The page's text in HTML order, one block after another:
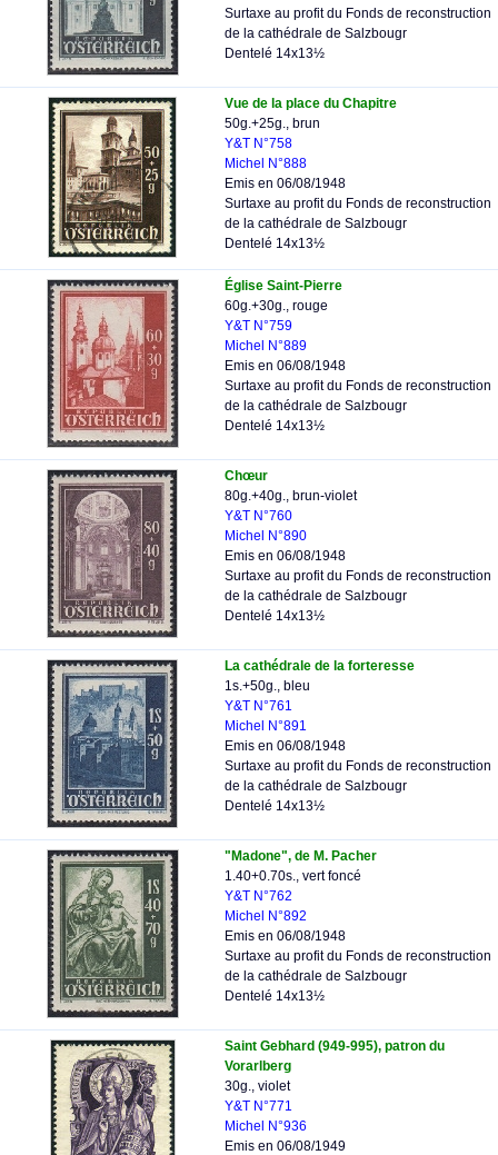
Surtaxe au profit du Fonds de reconstruction
de la cathédrale de Salzbougr
Dentelé 14x13½
Vue de la place du Chapitre
50g.+25g., brun
Y&T N°758
Michel N°888
Emis en 06/08/1948
Surtaxe au profit du Fonds de reconstruction
de la cathédrale de Salzbougr
Dentelé 14x13½
Église Saint-Pierre
60g.+30g., rouge
Y&T N°759
Michel N°889
Emis en 06/08/1948
Surtaxe au profit du Fonds de reconstruction
de la cathédrale de Salzbougr
Dentelé 14x13½
Chœur
80g.+40g., brun-violet
Y&T N°760
Michel N°890
Emis en 06/08/1948
Surtaxe au profit du Fonds de reconstruction
de la cathédrale de Salzbougr
Dentelé 14x13½
La cathédrale de la forteresse
1s.+50g., bleu
Y&T N°761
Michel N°891
Emis en 06/08/1948
Surtaxe au profit du Fonds de reconstruction
de la cathédrale de Salzbougr
Dentelé 14x13½
"Madone", de M. Pacher
1.40+0.70s., vert foncé
Y&T N°762
Michel N°892
Emis en 06/08/1948
Surtaxe au profit du Fonds de reconstruction
de la cathédrale de Salzbougr
Dentelé 14x13½
Saint Gebhard (949-995), patron du
Vorarlberg
30g., violet
Y&T N°771
Michel N°936
Emis en 06/08/1949